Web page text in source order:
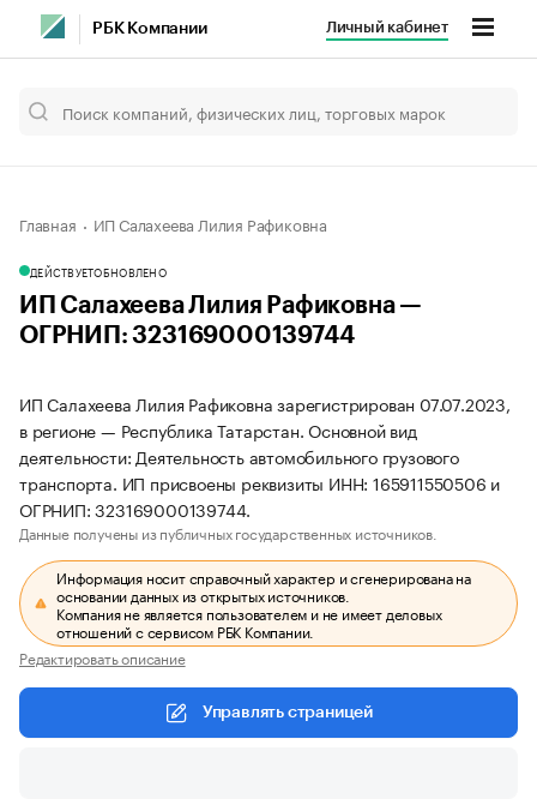
РБК Компании Личный кабинет
Главная ИП Салахеева Лилия Рафиковна
ДЕЙСТВУЕТОБНОВЛЕНО
ИП Салахеева Лилия Рафиковна —
ОГРНИП: 323169000139744
ИП Салахеева Лилия Рафиковна зарегистрирован 07.07.2023,
в регионе — Республика Татарстан. Основной вид
деятельности: Деятельность автомобильного грузового
транспорта. ИП присвоены реквизиты ИНН: 165911550506 и
ОГРНИП: 323169000139744.
Данные получены из публичных государственных источников.
Информация носит справочный характер и сгенерирована на
основании данных из открытых источников.
Компания не является пользователем и не имеет деловых
отношений с сервисом РБК Компании.
Редактировать описание
Управлять страницей